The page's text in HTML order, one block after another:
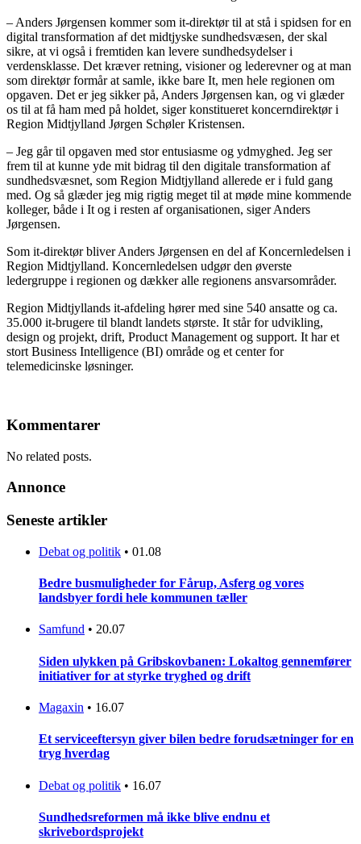
– Anders Jørgensen kommer som it-direktør til at stå i spidsen for en
digital transformation af det midtjyske sundhedsvæsen, der skal
sikre, at vi også i fremtiden kan levere sundhedsydelser i
verdensklasse. Det kræver retning, visioner og lederevner og at man
som direktør formår at samle, ikke bare It, men hele regionen om
opgaven. Det er jeg sikker på, Anders Jørgensen kan, og vi glæder
os til at få ham med på holdet, siger konstitueret koncerndirektør i
Region Midtjylland Jørgen Schøler Kristensen.
– Jeg går til opgaven med stor entusiasme og ydmyghed. Jeg ser
frem til at kunne yde mit bidrag til den digitale transformation af
sundhedsvæsnet, som Region Midtjylland allerede er i fuld gang
med. Og så glæder jeg mig rigtig meget til at møde mine kommende
kolleger, både i It og i resten af organisationen, siger Anders
Jørgensen.
Som it-direktør bliver Anders Jørgensen en del af Koncernledelsen i
Region Midtjylland. Koncernledelsen udgør den øverste
ledergruppe i regionen og dækker alle regionens ansvarsområder.
Region Midtjyllands it-afdeling hører med sine 540 ansatte og ca.
35.000 it-brugere til blandt landets største. It står for udvikling,
design og projekt, drift, Product Management og support. It har et
stort Business Intelligence (BI) område og et center for
telemedicinske løsninger.
Kommentarer
No related posts.
Annonce
Seneste artikler
Debat og politik • 01.08
Bedre busmuligheder for Fårup, Asferg og vores
landsbyer fordi hele kommunen tæller
Samfund • 20.07
Siden ulykken på Gribskovbanen: Lokaltog gennemfører
initiativer for at styrke tryghed og drift
Magaxin • 16.07
Et serviceeftersyn giver bilen bedre forudsætninger for en
tryg hverdag
Debat og politik • 16.07
Sundhedsreformen må ikke blive endnu et
skrivebordsprojekt